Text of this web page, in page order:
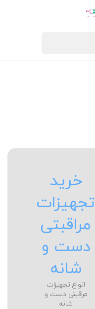
خرید
تجهیزات
مراقبتی
دست و
شانه
انواع تجهیزات
مراقبتی دست و
شانه